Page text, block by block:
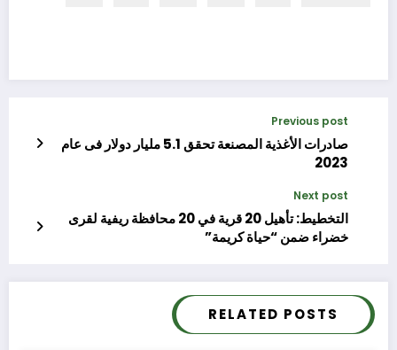
Previous post
صادرات الأغذية المصنعة تحقق 5.1 مليار دولار فى عام
2023
Next post
التخطيط: تأهيل 20 قرية في 20 محافظة ريفية لقرى
خضراء ضمن “حياة كريمة”
RELATED POSTS